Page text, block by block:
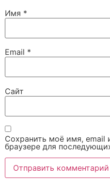
Имя *
Email *
Сайт
Сохранить моё имя, email
браузере для